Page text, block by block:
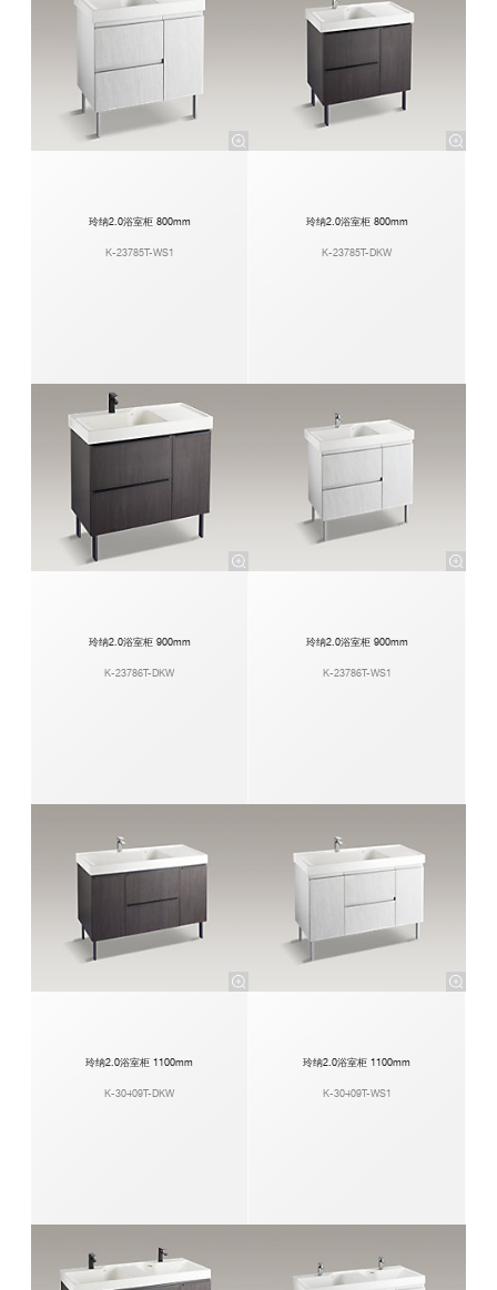
玲纳2.0浴室柜 800mm
K-23785T-WS1
玲纳2.0浴室柜 800mm
K-23785T-DKW
玲纳2.0浴室柜 900mm
K-23786T-DKW
玲纳2.0浴室柜 900mm
K-23786T-WS1
玲纳2.0浴室柜 1100mm
K-30409T-DKW
玲纳2.0浴室柜 1100mm
K-30409T-WS1